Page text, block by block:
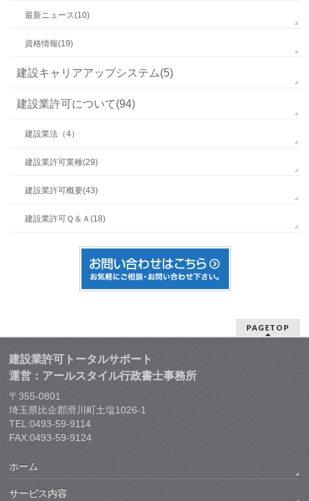
最新ニュース(10)
資格情報(19)
建設キャリアアップシステム(5)
建設業許可について(94)
建設業法（4）
建設業許可業種(29)
建設業許可概要(43)
建設業許可Ｑ＆Ａ(18)
PAGETOP
建設業許可トータルサポート
運営：アールスタイル行政書士事務所
〒355-0801
埼玉県比企郡滑川町土塩1026-1
TEL:0493-59-9114
FAX:0493-59-9124
ホーム
サービス内容